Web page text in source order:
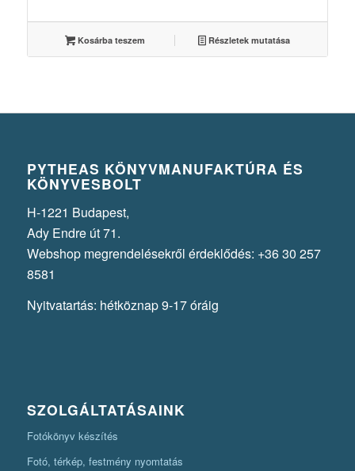
Kosárba teszem Részletek mutatása
PYTHEAS KÖNYVMANUFAKTÚRA ÉS
KÖNYVESBOLT
H-1221 Budapest,
Ady Endre út 71.
Webshop megrendelésekről érdeklődés: +36 30 257
8581
Nyitvatartás: hétköznap 9-17 óráig
SZOLGÁLTATÁSAINK
Fotókönyv készítés
Fotó, térkép, festmény nyomtatás